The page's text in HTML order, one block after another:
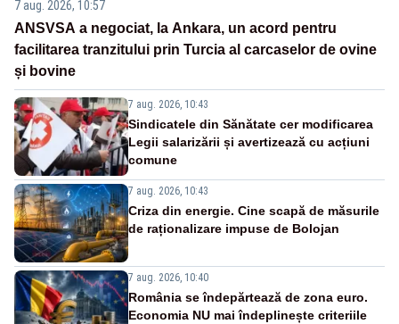
7 aug. 2026, 10:57
ANSVSA a negociat, la Ankara, un acord pentru
facilitarea tranzitului prin Turcia al carcaselor de ovine
și bovine
7 aug. 2026, 10:43
Sindicatele din Sănătate cer modificarea
Legii salarizării și avertizează cu acțiuni
comune
7 aug. 2026, 10:43
Criza din energie. Cine scapă de măsurile
de raționalizare impuse de Bolojan
7 aug. 2026, 10:40
România se îndepărtează de zona euro.
Economia NU mai îndeplinește criteriile